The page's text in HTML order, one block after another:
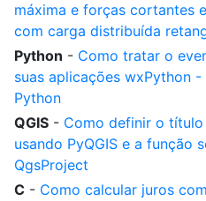
máxima e forças cortantes
com carga distribuída
Python - Como tratar o
suas aplicações wxPython
Python
QGIS - Como definir o
usando PyQGIS e a função
QgsProject
C - Como calcular juros